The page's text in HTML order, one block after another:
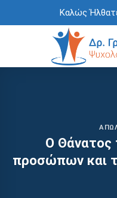
to
Καλώς
Ο Θάνατος
προσώπων και